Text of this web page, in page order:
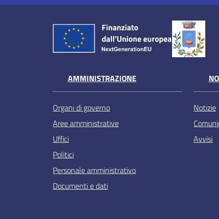
AMMINISTRAZIONE
Organi di governo
Aree amministrative
Uffici
Politici
Personale amministrativo
Documenti e dati
Notizie
Avvisi